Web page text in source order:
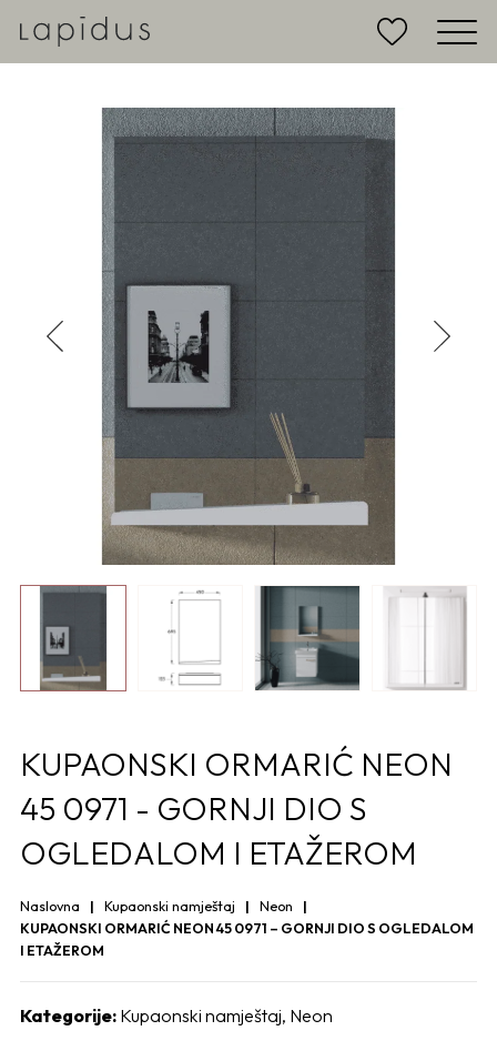
KUPAONSKI ORMARIĆ NEON
45 0971 - GORNJI DIO S
OGLEDALOM I ETAŽEROM
Naslovna Kupaonski namještaj
Neon
KUPAONSKI ORMARIĆ NEON 45 0971 – GORNJI DIO S OGLEDALOM
I ETAŽEROM
Kategorije: Kupaonski namještaj, Neon